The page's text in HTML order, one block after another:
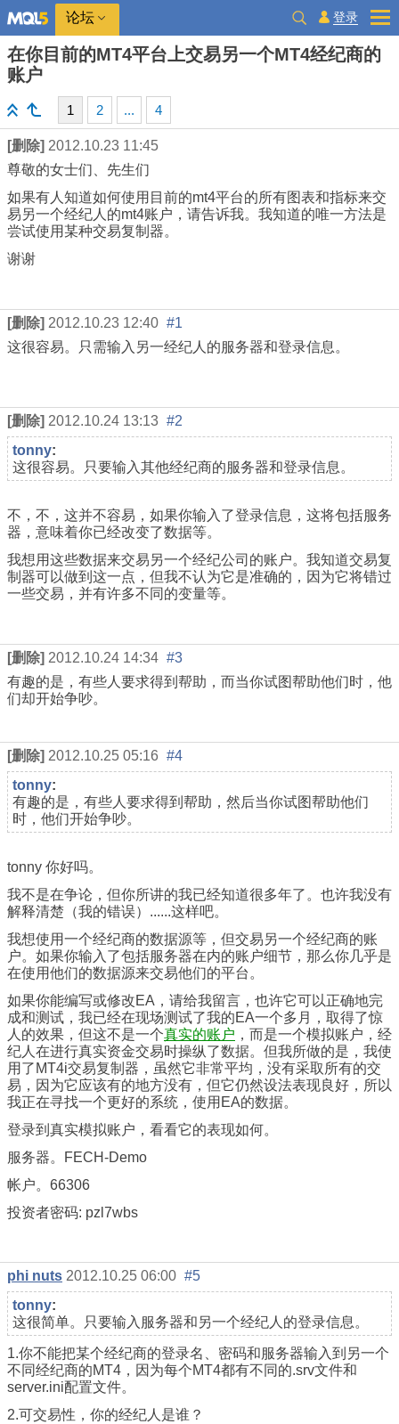
论坛 登录
在你目前的MT4平台上交易另一个MT4经纪商的
账户
1 2 ... 4
[删除] 2012.10.23 11:45
尊敬的女士们、先生们
如果有人知道如何使用目前的mt4平台的所有图表和指标来交
易另一个经纪人的mt4账户，请告诉我。我知道的唯一方法是
尝试使用某种交易复制器。
谢谢
[删除] 2012.10.23 12:40 #1
这很容易。只需输入另一经纪人的服务器和登录信息。
[删除] 2012.10.24 13:13 #2
tonny:
这很容易。只要输入其他经纪商的服务器和登录信息。
不，不，这并不容易，如果你输入了登录信息，这将包括服务
器，意味着你已经改变了数据等。
我想用这些数据来交易另一个经纪公司的账户。我知道交易复
制器可以做到这一点，但我不认为它是准确的，因为它将错过
一些交易，并有许多不同的变量等。
[删除] 2012.10.24 14:34 #3
有趣的是，有些人要求得到帮助，而当你试图帮助他们时，他
们却开始争吵。
[删除] 2012.10.25 05:16 #4
tonny:
有趣的是，有些人要求得到帮助，然后当你试图帮助他们
时，他们开始争吵。
tonny 你好吗。
我不是在争论，但你所讲的我已经知道很多年了。也许我没有
解释清楚（我的错误）......这样吧。
我想使用一个经纪商的数据源等，但交易另一个经纪商的账
户。如果你输入了包括服务器在内的账户细节，那么你几乎是
在使用他们的数据源来交易他们的平台。
如果你能编写或修改EA，请给我留言，也许它可以正确地完
成和测试，我已经在现场测试了我的EA一个多月，取得了惊
人的效果，但这不是一个真实的账户 ，而是一个模拟账户，经
纪人在进行真实资金交易时操纵了数据。但我所做的是，我使
用了MT4i交易复制器，虽然它非常平均，没有采取所有的交
易，因为它应该有的地方没有，但它仍然设法表现良好，所以
我正在寻找一个更好的系统，使用EA的数据。
登录到真实模拟账户，看看它的表现如何。
服务器。FECH-Demo
帐户。66306
投资者密码: pzl7wbs
phi nuts 2012.10.25 06:00 #5
tonny:
这很简单。只要输入服务器和另一个经纪人的登录信息。
1.你不能把某个经纪商的登录名、密码和服务器输入到另一个
不同经纪商的MT4，因为每个MT4都有不同的.srv文件和
server.ini配置文件。
2.可交易性，你的经纪人是谁？